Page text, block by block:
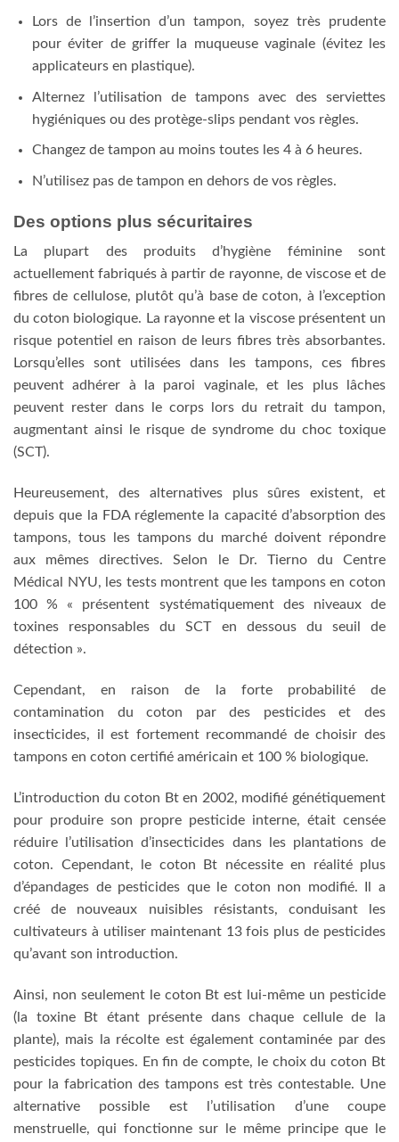
Lors de l’insertion d’un tampon, soyez très prudente
pour éviter de griffer la muqueuse vaginale (évitez les
applicateurs en plastique).
Alternez l’utilisation de tampons avec des serviettes
hygiéniques ou des protège-slips pendant vos règles.
Changez de tampon au moins toutes les 4 à 6 heures.
N’utilisez pas de tampon en dehors de vos règles.
Des options plus sécuritaires
La plupart des produits d’hygiène féminine sont
actuellement fabriqués à partir de rayonne, de viscose et de
fibres de cellulose, plutôt qu’à base de coton, à l’exception
du coton biologique. La rayonne et la viscose présentent un
risque potentiel en raison de leurs fibres très absorbantes.
Lorsqu’elles sont utilisées dans les tampons, ces fibres
peuvent adhérer à la paroi vaginale, et les plus lâches
peuvent rester dans le corps lors du retrait du tampon,
augmentant ainsi le risque de syndrome du choc toxique
(SCT).
Heureusement, des alternatives plus sûres existent, et
depuis que la FDA réglemente la capacité d’absorption des
tampons, tous les tampons du marché doivent répondre
aux mêmes directives. Selon le Dr. Tierno du Centre
Médical NYU, les tests montrent que les tampons en coton
100 % « présentent systématiquement des niveaux de
toxines responsables du SCT en dessous du seuil de
détection ».
Cependant, en raison de la forte probabilité de
contamination du coton par des pesticides et des
insecticides, il est fortement recommandé de choisir des
tampons en coton certifié américain et 100 % biologique.
L’introduction du coton Bt en 2002, modifié génétiquement
pour produire son propre pesticide interne, était censée
réduire l’utilisation d’insecticides dans les plantations de
coton. Cependant, le coton Bt nécessite en réalité plus
d’épandages de pesticides que le coton non modifié. Il a
créé de nouveaux nuisibles résistants, conduisant les
cultivateurs à utiliser maintenant 13 fois plus de pesticides
qu’avant son introduction.
Ainsi, non seulement le coton Bt est lui-même un pesticide
(la toxine Bt étant présente dans chaque cellule de la
plante), mais la récolte est également contaminée par des
pesticides topiques. En fin de compte, le choix du coton Bt
pour la fabrication des tampons est très contestable. Une
alternative possible est l’utilisation d’une coupe
menstruelle, qui fonctionne sur le même principe que le